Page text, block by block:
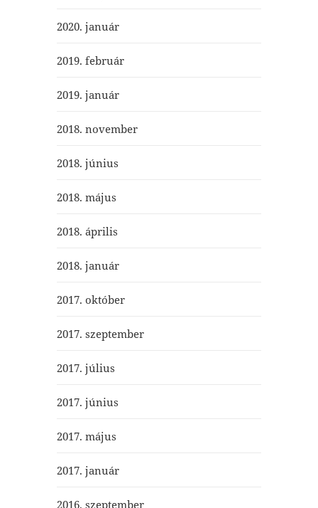
2020. január
2019. február
2019. január
2018. november
2018. június
2018. május
2018. április
2018. január
2017. október
2017. szeptember
2017. július
2017. június
2017. május
2017. január
2016. szeptember